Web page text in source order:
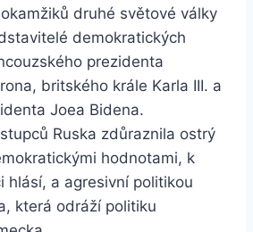
druhé světové války
demokratických
prezidenta
britského krále Karla III. a
Joea Bidena.
Ruska zdůraznila ostrý
hodnotami, k
hlásí, a agresivní politikou
která odráží politiku